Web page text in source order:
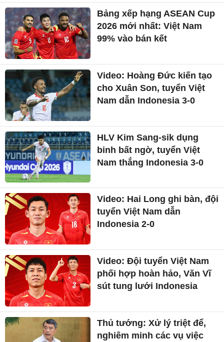
Bảng xếp hạng ASEAN Cup
2026 mới nhất: Việt Nam
99% vào bán kết
Video: Hoàng Đức kiến tạo
cho Xuân Son, tuyển Việt
Nam dẫn Indonesia 3-0
HLV Kim Sang-sik dụng
binh bất ngờ, tuyển Việt
Nam thắng Indonesia 3-0
Video: Hai Long ghi bàn, đội
tuyển Việt Nam dẫn
Indonesia 2-0
Video: Đội tuyển Việt Nam
phối hợp hoàn hảo, Văn Vĩ
sút tung lưới Indonesia
Thủ tướng: Xử lý triệt để,
nghiêm minh các vụ việc